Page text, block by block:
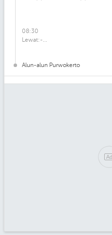
08:30
Lewat:-...
Alun-alun Purwokerto
Ad